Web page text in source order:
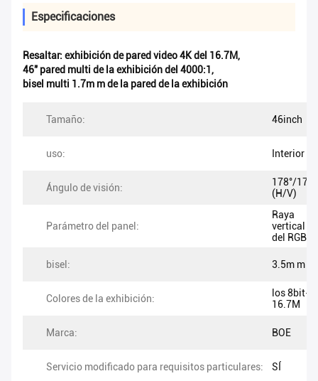
Especificaciones
Resaltar: exhibición de pared video 4K del 16.7M,
46" pared multi de la exhibición del 4000:1 ,
bisel multi 1.7m m de la pared de la exhibición
Tamaño: 46inch
uso: Interior
Ángulo de visión:
178°/178°
(H/V)
Parámetro del panel:
Raya
vertical
del RGB
bisel: 3.5m m
Colores de la exhibición:
los 8bit-
16.7M
Marca: BOE
Servicio modificado para requisitos particulares: SÍ